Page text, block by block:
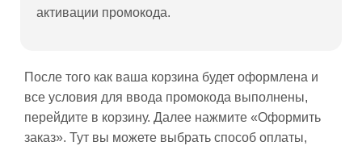
активации промокода.
После того как ваша корзина будет оформлена и
все условия для ввода промокода выполнены,
перейдите в корзину. Далее нажмите «Оформить
заказ». Тут вы можете выбрать способ оплаты,